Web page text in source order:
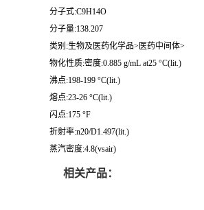
分子式:C9H14O
分子量:138.207
类别:生物及医药化学品>医药中间体>
物化性质:密度:0.885 g/mL at25 °C(lit.)
沸点:198-199 °C(lit.)
熔点:23-26 °C(lit.)
闪点:175 °F
折射率:n20/D1.497(lit.)
蒸汽密度:4.8(vsair)
相关产品：